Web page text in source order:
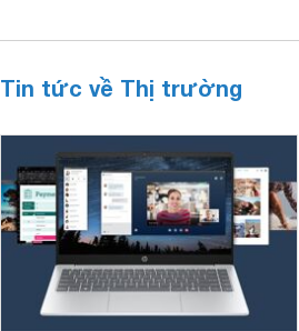
Tin tức về Thị trường